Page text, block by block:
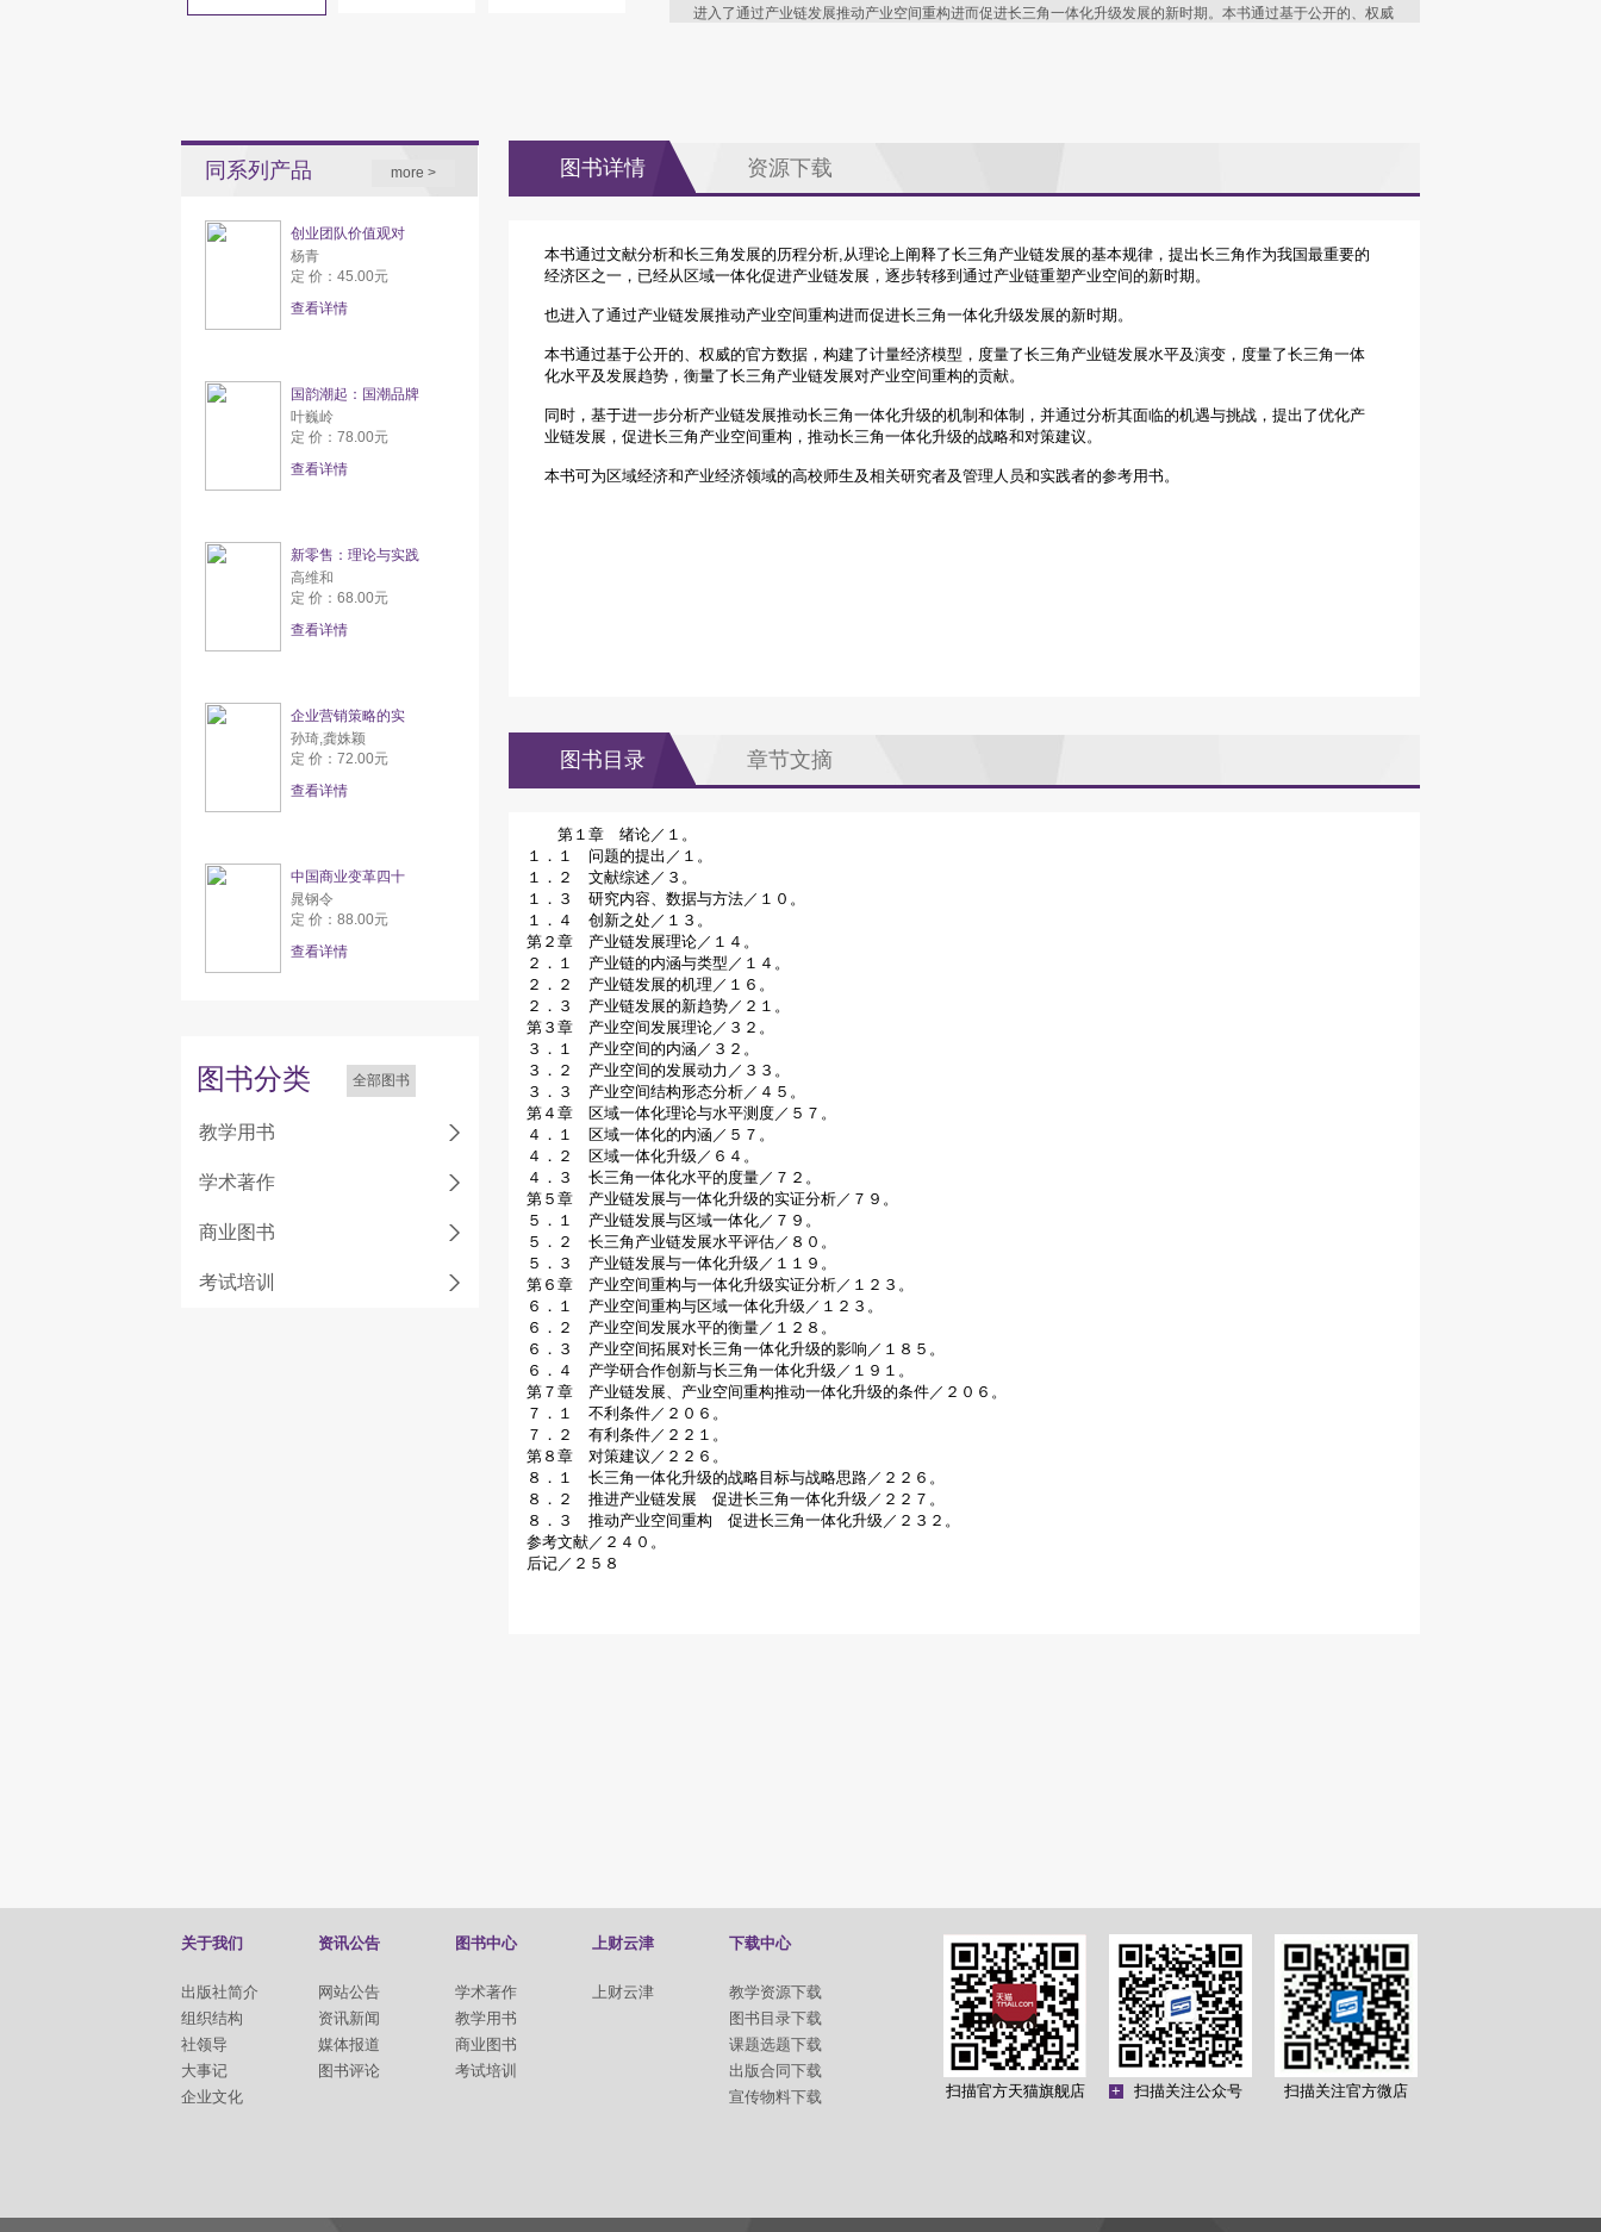
进入了通过产业链发展推动产业空间重构进而促进长三角一体化升级发展的新时期。本书通过基于公开的、权威
同系列产品 more >
创业团队价值观对
杨青
定 价：45.00元
查看详情
国韵潮起：国潮品牌
叶巍岭
定 价：78.00元
查看详情
新零售：理论与实践
高维和
定 价：68.00元
查看详情
企业营销策略的实
孙琦,龚姝颖
定 价：72.00元
查看详情
中国商业变革四十
晁钢令
定 价：88.00元
查看详情
图书分类 全部图书
教学用书
学术著作
商业图书
考试培训
图书详情 资源下载
本书通过文献分析和长三角发展的历程分析,从理论上阐释了长三角产业链发展的基本规律，提出长三角作为我国最重要的
经济区之一，已经从区域一体化促进产业链发展，逐步转移到通过产业链重塑产业空间的新时期。
也进入了通过产业链发展推动产业空间重构进而促进长三角一体化升级发展的新时期。
本书通过基于公开的、权威的官方数据，构建了计量经济模型，度量了长三角产业链发展水平及演变，度量了长三角一体
化水平及发展趋势，衡量了长三角产业链发展对产业空间重构的贡献。
同时，基于进一步分析产业链发展推动长三角一体化升级的机制和体制，并通过分析其面临的机遇与挑战，提出了优化产
业链发展，促进长三角产业空间重构，推动长三角一体化升级的战略和对策建议。
本书可为区域经济和产业经济领域的高校师生及相关研究者及管理人员和实践者的参考用书。
图书目录 章节文摘
第１章 绪论／１。
１．１ 问题的提出／１。
１．２ 文献综述／３。
１．３ 研究内容、数据与方法／１０。
１．４ 创新之处／１３。
第２章 产业链发展理论／１４。
２．１ 产业链的内涵与类型／１４。
２．２ 产业链发展的机理／１６。
２．３ 产业链发展的新趋势／２１。
第３章 产业空间发展理论／３２。
３．１ 产业空间的内涵／３２。
３．２ 产业空间的发展动力／３３。
３．３ 产业空间结构形态分析／４５。
第４章 区域一体化理论与水平测度／５７。
４．１ 区域一体化的内涵／５７。
４．２ 区域一体化升级／６４。
４．３ 长三角一体化水平的度量／７２。
第５章 产业链发展与一体化升级的实证分析／７９。
５．１ 产业链发展与区域一体化／７９。
５．２ 长三角产业链发展水平评估／８０。
５．３ 产业链发展与一体化升级／１１９。
第６章 产业空间重构与一体化升级实证分析／１２３。
６．１ 产业空间重构与区域一体化升级／１２３。
６．２ 产业空间发展水平的衡量／１２８。
６．３ 产业空间拓展对长三角一体化升级的影响／１８５。
６．４ 产学研合作创新与长三角一体化升级／１９１。
第７章 产业链发展、产业空间重构推动一体化升级的条件／２０６。
７．１ 不利条件／２０６。
７．２ 有利条件／２２１。
第８章 对策建议／２２６。
８．１ 长三角一体化升级的战略目标与战略思路／２２６。
８．２ 推进产业链发展 促进长三角一体化升级／２２７。
８．３ 推动产业空间重构 促进长三角一体化升级／２３２。
参考文献／２４０。
后记／２５８
关于我们
出版社简介
组织结构
社领导
大事记
企业文化
资讯公告
网站公告
资讯新闻
媒体报道
图书评论
图书中心
学术著作
教学用书
商业图书
考试培训
上财云津
上财云津
下载中心
教学资源下载
图书目录下载
课题选题下载
出版合同下载
宣传物料下载
扫描官方天猫旗舰店 + 扫描关注公众号 扫描关注官方微店